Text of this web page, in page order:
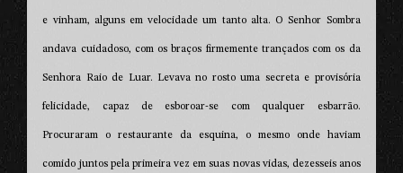
e vinham, alguns em velocidade um tanto alta. O Senhor Sombra
andava cuidadoso, com os braços firmemente trançados com os da
Senhora Raio de Luar. Levava no rosto uma secreta e provisória
felicidade, capaz de esboroar-se com qualquer esbarrão.
Procuraram o restaurante da esquina, o mesmo onde haviam
comido juntos pela primeira vez em suas novas vidas, dezesseis anos